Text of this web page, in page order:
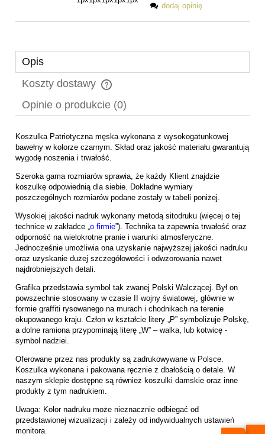
dodaj opinię
Opis
Koszty dostawy
Cena nie zawiera ewentualnych kosztów płatności
Opinie o produkcie (0)
Koszulka Patriotyczna męska wykonana z wysokogatunkowej
bawełny w kolorze czarnym. Skład oraz jakość materiału gwarantują
wygodę noszenia i trwałość.
Szeroka gama rozmiarów sprawia, że każdy Klient znajdzie
koszulkę odpowiednią dla siebie. Dokładne wymiary
poszczególnych rozmiarów podane zostały w tabeli poniżej.
Wysokiej jakości nadruk wykonany metodą sitodruku (więcej o tej
technice w zakładce „o firmie”). Technika ta zapewnia trwałość oraz
odporność na wielokrotne pranie i warunki atmosferyczne.
Jednocześnie umożliwia ona uzyskanie najwyższej jakości nadruku
oraz uzyskanie dużej szczegółowości i odwzorowania nawet
najdrobniejszych detali.
Grafika przedstawia symbol tak zwanej Polski Walczącej. Był on
powszechnie stosowany w czasie II wojny światowej, głównie w
formie graffiti rysowanego na murach i chodnikach na terenie
okupowanego kraju. Człon w kształcie litery „P” symbolizuje Polskę,
a dolne ramiona przypominają literę „W” – walka, lub kotwicę -
symbol nadziei.
Oferowane przez nas produkty są zadrukowywane w Polsce.
Koszulka wykonana i pakowana ręcznie z dbałością o detale. W
naszym sklepie dostępne są również koszulki damskie oraz inne
produkty z tym nadrukiem.
Uwaga: Kolor nadruku może nieznacznie odbiegać od
przedstawionej wizualizacji i zależy od indywidualnych ustawień
monitora.